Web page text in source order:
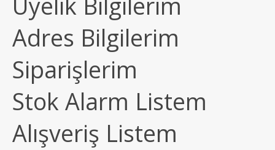
Adres Bilgilerim
Siparişlerim
Stok Alarm Listem
Alışveriş Listem